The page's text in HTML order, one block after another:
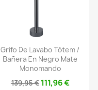
Grifo De Lavabo Tótem /
Bañera En Negro Mate
Monomando
139,95 € 111,96 €